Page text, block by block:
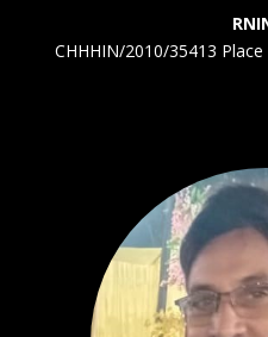
CHHHIN/2010/35413